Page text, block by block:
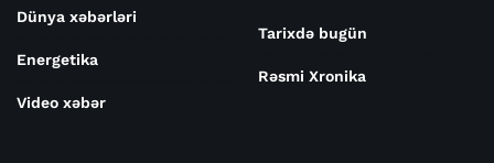
Dünya xəbərləri
Energetika
Video xəbər
Tarixdə bugün
Rəsmi Xronika